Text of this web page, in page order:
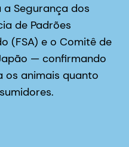
Segurança dos
de Padrões
(FSA) e o Comitê de
— confirmando
os animais quanto